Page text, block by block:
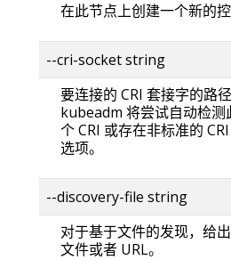
在此节点上创建一个新的控
--cri-socket string
要连接的 CRI 套接字的路
kubeadm 将尝试自动检测
个 CRI 或存在非标准的
选项。
--discovery-file string
对于基于文件的发现，给
文件或者 URL。